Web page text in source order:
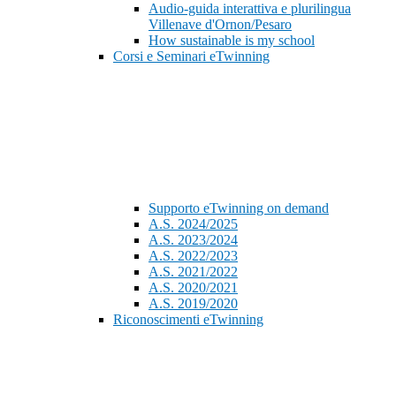
Audio-guida interattiva e plurilingua
Villenave d'Ornon/Pesaro
How sustainable is my school
Corsi e Seminari eTwinning
Supporto eTwinning on demand
A.S. 2024/2025
A.S. 2023/2024
A.S. 2022/2023
A.S. 2021/2022
A.S. 2020/2021
A.S. 2019/2020
Riconoscimenti eTwinning